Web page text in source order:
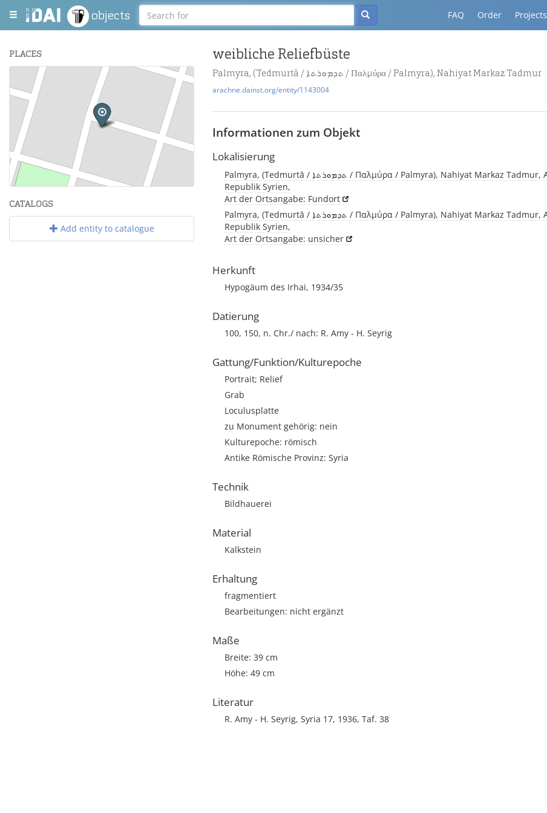
objects FAQ Order Projects
PLACES
−
Leaflet| Maps and Data © OpenStreetMap
CATALOGS
Add entity to catalogue
weibliche Reliefbüste
Palmyra, (Tedmurtā / ܬܕܡܘܪܬܐ / Παλμύρα / Palmyra), Nahiyat Markaz Tadmur
arachne.dainst.org/entity/1143004
Informationen zum Objekt
Lokalisierung
Palmyra, (Tedmurtā / ܬܕܡܘܪܬܐ / Παλμύρα / Palmyra), Nahiyat Markaz Tadmur, Arabische
Republik Syrien,
Art der Ortsangabe: Fundort
Palmyra, (Tedmurtā / ܬܕܡܘܪܬܐ / Παλμύρα / Palmyra), Nahiyat Markaz Tadmur, Arabische
Republik Syrien,
Art der Ortsangabe: unsicher
Herkunft
Hypogäum des Irhai, 1934/35
Datierung
100, 150, n. Chr./ nach: R. Amy - H. Seyrig
Gattung/Funktion/Kulturepoche
Portrait; Relief
Grab
Loculusplatte
zu Monument gehörig: nein
Kulturepoche: römisch
Antike Römische Provinz: Syria
Technik
Bildhauerei
Material
Kalkstein
Erhaltung
fragmentiert
Bearbeitungen: nicht ergänzt
Maße
Breite: 39 cm
Höhe: 49 cm
Literatur
R. Amy - H. Seyrig, Syria 17, 1936, Taf. 38